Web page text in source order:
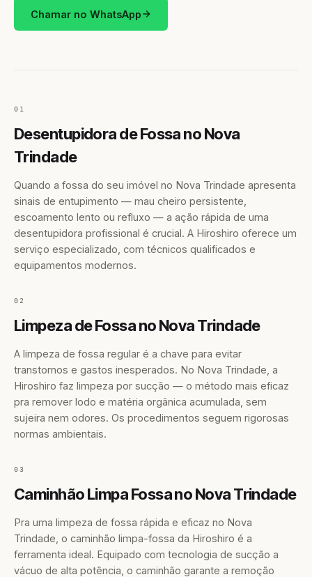
Chamar no WhatsApp
01
Desentupidora de Fossa no Nova
Trindade
Quando a fossa do seu imóvel no Nova Trindade apresenta
sinais de entupimento — mau cheiro persistente,
escoamento lento ou refluxo — a ação rápida de uma
desentupidora profissional é crucial. A Hiroshiro oferece um
serviço especializado, com técnicos qualificados e
equipamentos modernos.
02
Limpeza de Fossa no Nova Trindade
A limpeza de fossa regular é a chave para evitar
transtornos e gastos inesperados. No Nova Trindade, a
Hiroshiro faz limpeza por sucção — o método mais eficaz
pra remover lodo e matéria orgânica acumulada, sem
sujeira nem odores. Os procedimentos seguem rigorosas
normas ambientais.
03
Caminhão Limpa Fossa no Nova Trindade
Pra uma limpeza de fossa rápida e eficaz no Nova
Trindade, o caminhão limpa-fossa da Hiroshiro é a
ferramenta ideal. Equipado com tecnologia de sucção a
vácuo de alta potência, o caminhão garante a remoção